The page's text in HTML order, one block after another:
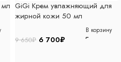
GiGi Крем увлажняющий для
жирной кожи 50 мл
9 650₽ 6 700₽
В корзину